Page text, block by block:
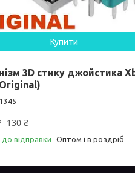
Купити
3D стику джойстика
130 ₴
відправки Оптом і в роздріб